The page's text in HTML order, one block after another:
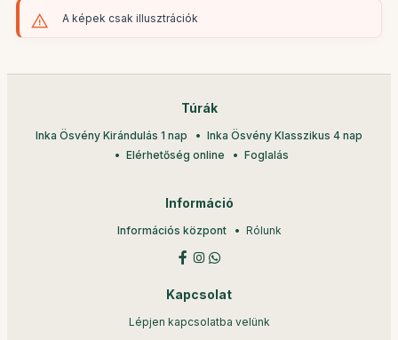
A képek csak illusztrációk
Túrák
Inka Ösvény Kirándulás 1 nap
Inka Ösvény Klasszikus 4 nap
Elérhetőség online
Foglalás
Információ
Információs központ Rólunk
Kapcsolat
Lépjen kapcsolatba velünk